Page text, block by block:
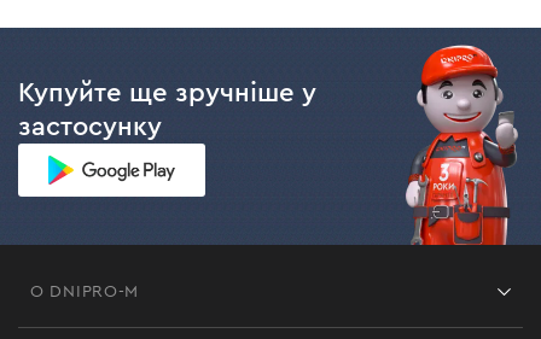
Купуйте ще зручніше у
застосунку
О DNIPRO-M